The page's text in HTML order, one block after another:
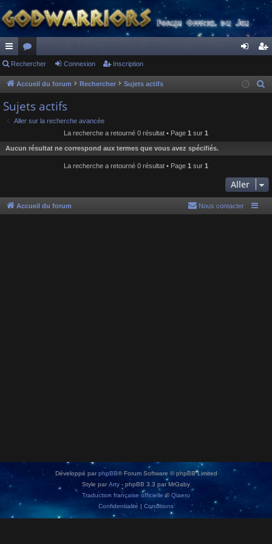
ac
co
ur
ci
or
u
s
ne cri
Rechercher Connexion Inscription
Accueil du forum Rechercher Sujets actifs
h
e
Sujets actifs
Aller sur la recherche avancée
La recherche a retourné 0 résultat • Page 1 sur 1
Aucun résultat ne correspond aux termes que vous avez spécifiés.
La recherche a retourné 0 résultat • Page 1 sur 1
Aller
Accueil du forum Nous contacter
Développé par phpBB® Forum Software © phpBB Limited
Style parArty - phpBB 3.3 par MrGaby
Traduction française officielle ©Qiaeru
Confidentialité | Conditions